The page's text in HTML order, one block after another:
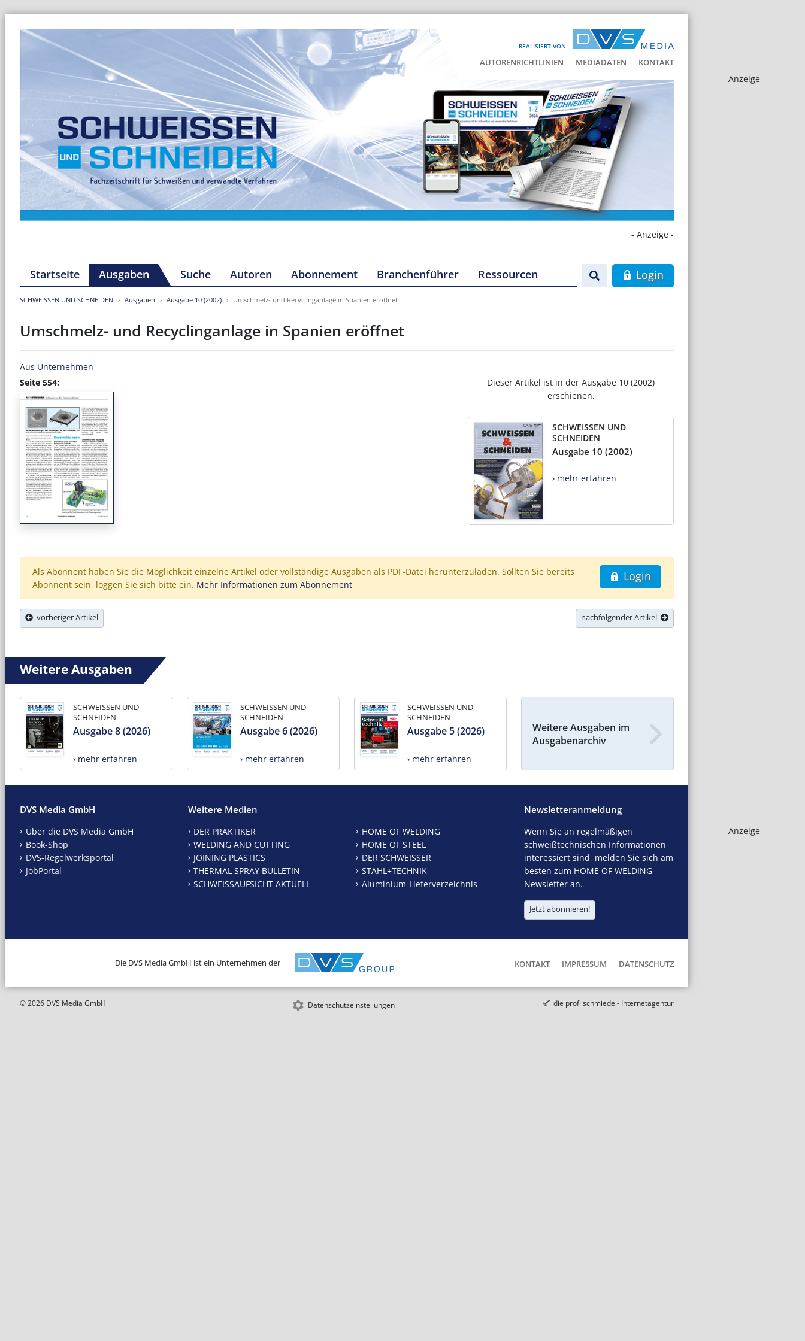
REALISIERT VON
AUTORENRICHTLINIEN MEDIADATEN KONTAKT
- Anzeige -
- Anzeige -
- Anzeige -
Startseite Ausgaben Suche Autoren Abonnement Branchenführer Ressourcen Login
SCHWEISSEN UND SCHNEIDEN Ausgaben Ausgabe 10 (2002) Umschmelz- und Recyclinganlage in Spanien eröffnet
Umschmelz- und Recyclinganlage in Spanien eröffnet
Aus Unternehmen
Seite 554:
Dieser Artikel ist in der Ausgabe 10 (2002)
erschienen.
SCHWEISSEN UND
SCHNEIDEN
Ausgabe 10 (2002)
› mehr erfahren
Login
Als Abonnent haben Sie die Möglichkeit einzelne Artikel oder vollständige Ausgaben als PDF-Datei herunterzuladen. Sollten Sie bereits
Abonnent sein, loggen Sie sich bitte ein. Mehr Informationen zum Abonnement
vorheriger Artikel nachfolgender Artikel
Weitere Ausgaben
SCHWEISSEN UND
SCHNEIDEN
Ausgabe 8 (2026)
› mehr erfahren
SCHWEISSEN UND
SCHNEIDEN
Ausgabe 6 (2026)
› mehr erfahren
SCHWEISSEN UND
SCHNEIDEN
Ausgabe 5 (2026)
› mehr erfahren
Weitere Ausgaben im
Ausgabenarchiv
DVS Media GmbH
Über die DVS Media GmbH
Book-Shop
DVS-Regelwerksportal
JobPortal
Weitere Medien
DER PRAKTIKER
WELDING AND CUTTING
JOINING PLASTICS
THERMAL SPRAY BULLETIN
SCHWEISSAUFSICHT AKTUELL
HOME OF WELDING
HOME OF STEEL
DER SCHWEISSER
STAHL+TECHNIK
Aluminium-Lieferverzeichnis
Newsletteranmeldung
Wenn Sie an regelmäßigen
schweißtechnischen Informationen
interessiert sind, melden Sie sich am
besten zum HOME OF WELDING-
Newsletter an.
Jetzt abonnieren!
Die DVS Media GmbH ist ein Unternehmen der KONTAKT IMPRESSUM DATENSCHUTZ
© 2026 DVS Media GmbH Datenschutzeinstellungen die profilschmiede - Internetagentur